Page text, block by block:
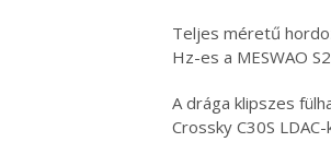
Teljes méretű
Hz-es a MESWAO
A drága klipszes
Crossky C30S